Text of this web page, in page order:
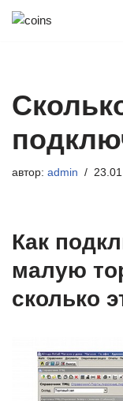
автор: admin
Как
малую
сколько